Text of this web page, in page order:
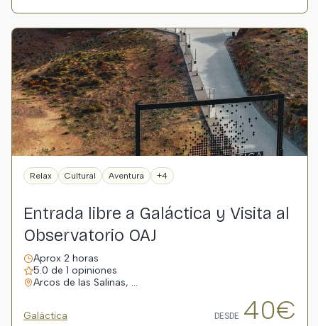
Relax Cultural Aventura +4
Entrada libre a Galáctica y Visita al
Observatorio OAJ
Aprox 2 horas
5.0 de 1 opiniones
Arcos de las Salinas, …
Galáctica DESDE 40€